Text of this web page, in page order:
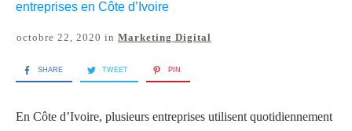
octobre 22, 2020 in Marketing Digital
SHARE TWEET PIN
En Côte d’Ivoire, plusieurs entreprises utilisent quotidiennement